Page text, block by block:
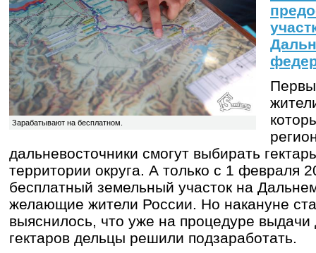
Зарабатывают на бесплатном.
дальневосточники смогут выбирать
территории округа. А только с 1 февраля
бесплатный земельный участок на
желающие жители России. Но накануне
выяснилось, что уже на процедуре выдачи
гектаров дельцы решили подзаработать.